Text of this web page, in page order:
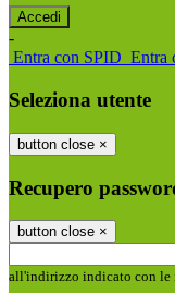
-
Entra con SPID Entra
Seleziona utente
button close ×
Recupero
button close ×
all'indirizzo indicato con le